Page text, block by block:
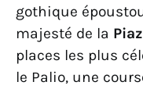
gothique
majesté de la
places les plus
le Palio, une